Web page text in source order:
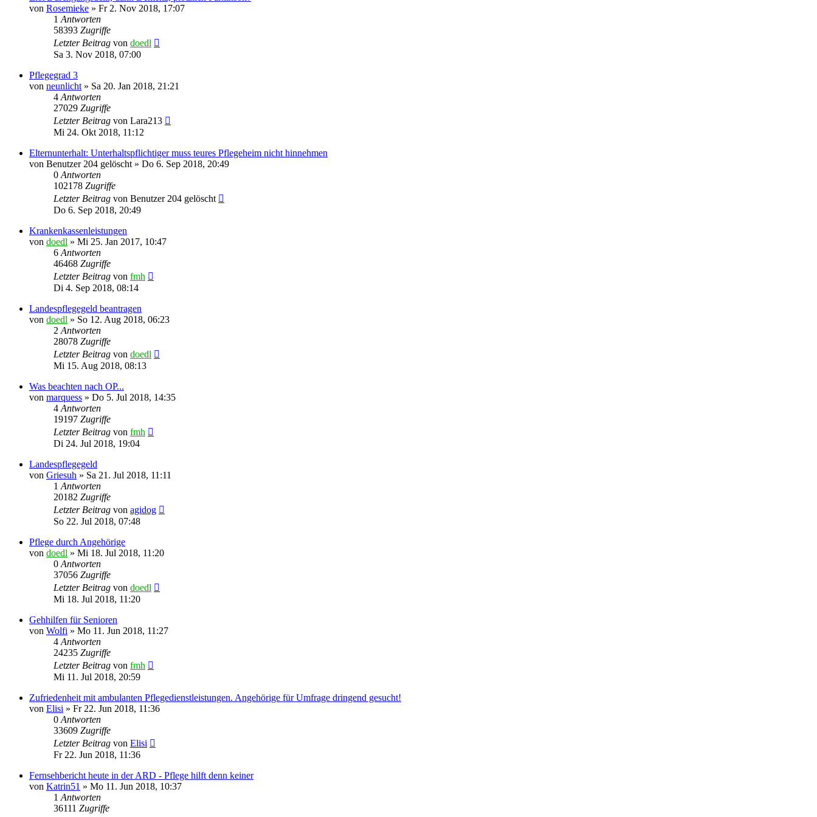
von Rosemieke » Fr 2. Nov 2018, 17:07
1 Antworten
58393 Zugriffe
Letzter Beitrag von doedl
Sa 3. Nov 2018, 07:00
Pflegegrad 3
von neunlicht » Sa 20. Jan 2018, 21:21
4 Antworten
27029 Zugriffe
Letzter Beitrag von Lara213
Mi 24. Okt 2018, 11:12
Elternunterhalt: Unterhaltspflichtiger muss teures Pflegeheim nicht hinnehmen
von Benutzer 204 gelöscht » Do 6. Sep 2018, 20:49
0 Antworten
102178 Zugriffe
Letzter Beitrag von Benutzer 204 gelöscht
Do 6. Sep 2018, 20:49
Krankenkassenleistungen
von doedl » Mi 25. Jan 2017, 10:47
6 Antworten
46468 Zugriffe
Letzter Beitrag von fmh
Di 4. Sep 2018, 08:14
Landespflegegeld beantragen
von doedl » So 12. Aug 2018, 06:23
2 Antworten
28078 Zugriffe
Letzter Beitrag von doedl
Mi 15. Aug 2018, 08:13
Was beachten nach OP...
von marquess » Do 5. Jul 2018, 14:35
4 Antworten
19197 Zugriffe
Letzter Beitrag von fmh
Di 24. Jul 2018, 19:04
Landespflegegeld
von Griesuh » Sa 21. Jul 2018, 11:11
1 Antworten
20182 Zugriffe
Letzter Beitrag von agidog
So 22. Jul 2018, 07:48
Pflege durch Angehörige
von doedl » Mi 18. Jul 2018, 11:20
0 Antworten
37056 Zugriffe
Letzter Beitrag von doedl
Mi 18. Jul 2018, 11:20
Gehhilfen für Senioren
von Wolfi » Mo 11. Jun 2018, 11:27
4 Antworten
24235 Zugriffe
Letzter Beitrag von fmh
Mi 11. Jul 2018, 20:59
Zufriedenheit mit ambulanten Pflegedienstleistungen. Angehörige für Umfrage dringend gesucht!
von Elisi » Fr 22. Jun 2018, 11:36
0 Antworten
33609 Zugriffe
Letzter Beitrag von Elisi
Fr 22. Jun 2018, 11:36
Fernsehbericht heute in der ARD - Pflege hilft denn keiner
von Katrin51 » Mo 11. Jun 2018, 10:37
1 Antworten
36111 Zugriffe